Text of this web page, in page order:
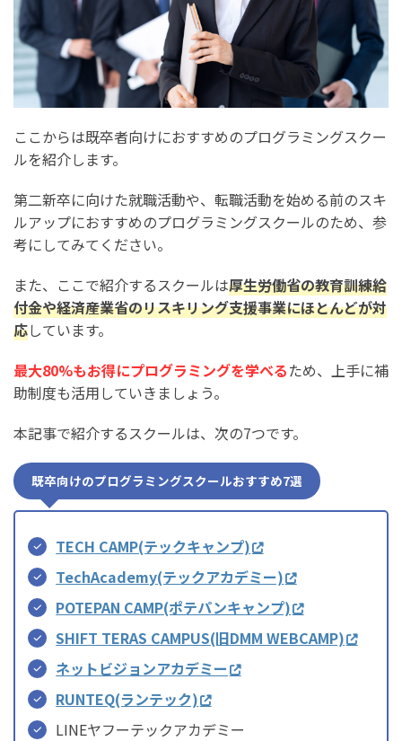
ここからは既卒者向けにおすすめのプログラミングスクー
ルを紹介します。
第二新卒に向けた就職活動や、転職活動を始める前のスキ
ルアップにおすすめのプログラミングスクールのため、参
考にしてみてください。
また、ここで紹介するスクールは厚生労働省の教育訓練給
付金や経済産業省のリスキリング支援事業にほとんどが対
応しています。
最大80%もお得にプログラミングを学べるため、上手に補
助制度も活用していきましょう。
本記事で紹介するスクールは、次の7つです。
既卒向けのプログラミングスクールおすすめ7選
TECH CAMP(テックキャンプ)
TechAcademy(テックアカデミー)
POTEPAN CAMP(ポテパンキャンプ)
SHIFT TERAS CAMPUS(旧DMM WEBCAMP)
ネットビジョンアカデミー
RUNTEQ(ランテック)
LINEヤフーテックアカデミー